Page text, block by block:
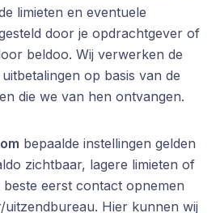
limieten en eventuele
door je opdrachtgever of
beldoo. Wij verwerken de
op basis van de
die we van hen ontvangen.
bepaalde instellingen gelden
zichtbaar, lagere limieten of
eerst contact opnemen
uitzendbureau. Hier kunnen wij